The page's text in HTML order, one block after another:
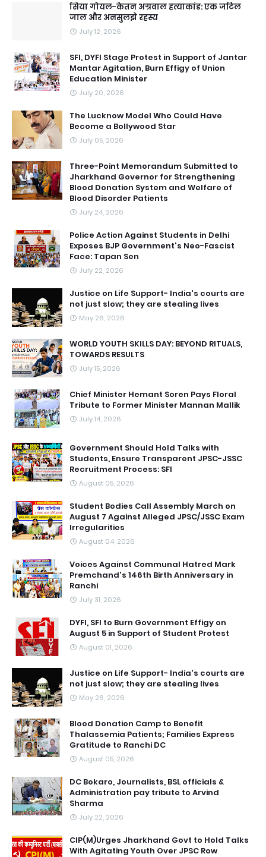
सिया गोयल-केतन अग्रवाल हत्याकांड: एक जटिल
जाल और अनसुलझे रहस्य
July 12, 2026
SFI, DYFI Stage Protest in Support of Jantar
Mantar Agitation, Burn Effigy of Union
Education Minister
July 20, 2026
The Lucknow Model Who Could Have
Become a Bollywood Star
July 05, 2026
Three-Point Memorandum Submitted to
Jharkhand Governor for Strengthening
Blood Donation System and Welfare of
Blood Disorder Patients
July 24, 2026
Police Action Against Students in Delhi
Exposes BJP Government's Neo-Fascist
Face: Tapan Sen
July 22, 2026
Justice on Life Support- India's courts are
not just slow; they are stealing lives
May 26, 2026
WORLD YOUTH SKILLS DAY: BEYOND RITUALS,
TOWARDS RESULTS
July 15, 2026
Chief Minister Hemant Soren Pays Floral
Tribute to Former Minister Mannan Mallik
July 14, 2026
Government Should Hold Talks with
Students, Ensure Transparent JPSC-JSSC
Recruitment Process: SFI
August 05, 2026
Student Bodies Call Assembly March on
August 7 Against Alleged JPSC/JSSC Exam
Irregularities
August 04, 2026
Voices Against Communal Hatred Mark
Premchand's 146th Birth Anniversary in
Ranchi
July 31, 2026
DYFI, SFI to Burn Government Effigy on
August 5 in Support of Student Protest
August 01, 2026
Justice on Life Support- India's courts are
not just slow; they are stealing lives
May 26, 2026
Blood Donation Camp to Benefit
Thalassemia Patients; Families Express
Gratitude to Ranchi DC
August 05, 2026
DC Bokaro, Journalists, BSL officials &
Administration pay tribute to Arvind
Sharma
July 22, 2026
CIP(M)Urges Jharkhand Govt to Hold Talks
With Agitating Youth Over JPSC Row